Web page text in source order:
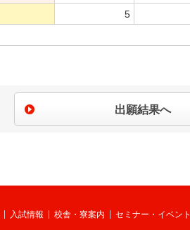
5
出願結果へ
入試情報 校舎・寮案内 セミナー・イベント